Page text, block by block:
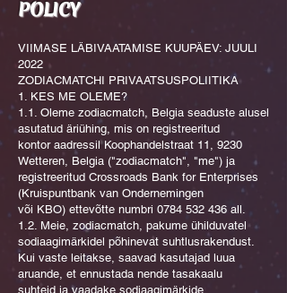
POLICY
VIIMASE LÄBIVAATAMISE KUUPÄEV: JUULI
2022
ZODIACMATCHI PRIVAATSUSPOLIITIKA
1. KES ME OLEME?
1.1. Oleme zodiacmatch, Belgia seaduste alusel
asutatud äriühing, mis on registreeritud
kontor aadressil Koophandelstraat 11, 9230
Wetteren, Belgia ("zodiacmatch", "me") ja
registreeritud Crossroads Bank for Enterprises
(Kruispuntbank van Ondernemingen
või KBO) ettevõtte numbri 0784 532 436 all.
1.2. Meie, zodiacmatch, pakume ühilduvatel
sodiaagimärkidel põhinevat suhtlusrakendust.
Kui vaste leitakse, saavad kasutajad luua
aruande, et ennustada nende tasakaalu
suhteid ja vaadake sodiaagimärkide